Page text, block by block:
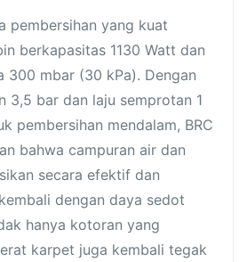
pembersihan yang kuat
berkapasitas 1130 Watt dan
300 mbar (30 kPa). Dengan
3,5 bar dan laju semprotan 1
pembersihan mendalam, BRC
bahwa campuran air dan
secara efektif dan
dengan daya sedot
hanya kotoran yang
karpet juga kembali tegak